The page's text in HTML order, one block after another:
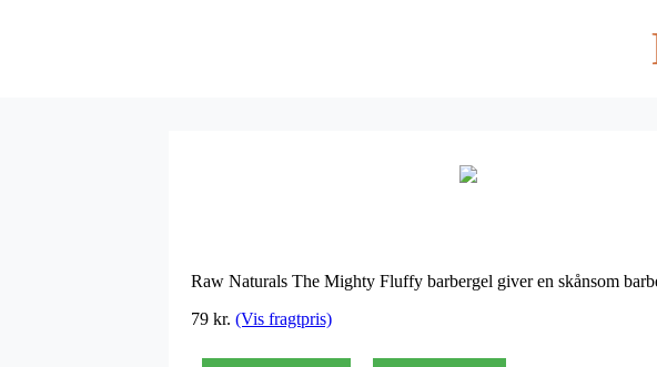
Raw Naturals The Mighty Fluffy barbergel giver en skånsom
79 kr. (Vis fragtpris)